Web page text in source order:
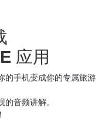
应用
的手机变成你的专属旅游
音频讲解。